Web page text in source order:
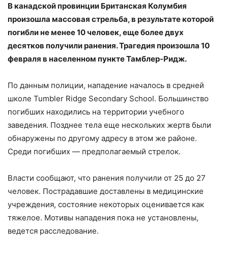
В канадской провинции Британская Колумбия
произошла массовая стрельба, в результате которой
погибли не менее 10 человек, еще более двух
десятков получили ранения. Трагедия произошла 10
февраля в населенном пункте Тамблер-Ридж.
По данным полиции, нападение началось в средней
школе Tumbler Ridge Secondary School. Большинство
погибших находились на территории учебного
заведения. Позднее тела еще нескольких жертв были
обнаружены по другому адресу в этом же районе.
Среди погибших — предполагаемый стрелок.
Власти сообщают, что ранения получили от 25 до 27
человек. Пострадавшие доставлены в медицинские
учреждения, состояние некоторых оценивается как
тяжелое. Мотивы нападения пока не установлены,
ведется расследование.